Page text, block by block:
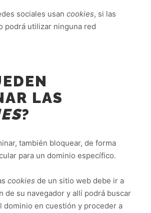
sociales usan cookies, si las
podrá utilizar ninguna red
LAS
?
también bloquear, de forma
para un dominio específico.
cookies de un sitio web debe ir a
de su navegador y allí podrá buscar
dominio en cuestión y proceder a